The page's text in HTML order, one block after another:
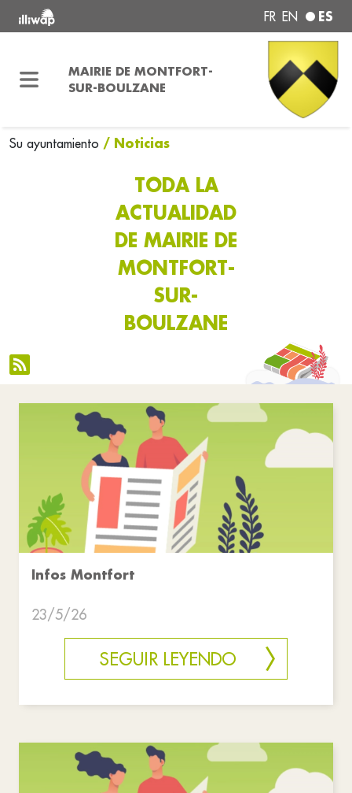
FR EN ES
MAIRIE DE MONTFORT-
SUR-BOULZANE
Su ayuntamiento / Noticias
TODA LA
ACTUALIDAD
DE MAIRIE DE
MONTFORT-
SUR-
BOULZANE
Infos Montfort
23/5/26
SEGUIR LEYENDO